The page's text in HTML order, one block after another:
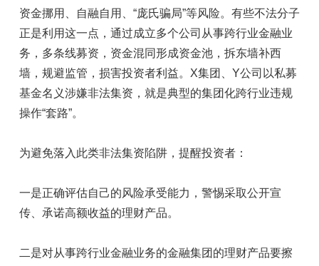
资金挪用、自融自用、“庞氏骗局”等风险。有些不法分子
正是利用这一点，通过成立多个公司从事跨行业金融业
务，多条线募资，资金混同形成资金池，拆东墙补西
墙，规避监管，损害投资者利益。X集团、Y公司以私募
基金名义涉嫌非法集资，就是典型的集团化跨行业违规
操作“套路”。
为避免落入此类非法集资陷阱，提醒投资者：
一是正确评估自己的风险承受能力，警惕采取公开宣
传、承诺高额收益的理财产品。
二是对从事跨行业金融业务的金融集团的理财产品要擦